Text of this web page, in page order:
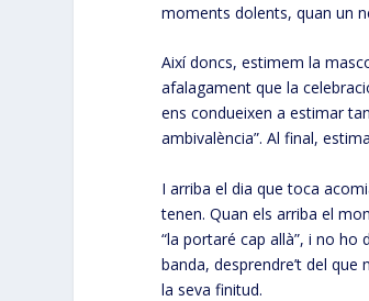
moments dolents, quan un
Així doncs, estimem la
afalagament que la
ens condueixen a estimar
ambivalència”. Al final,
I arriba el dia que toca
tenen. Quan els arriba el
“la portaré cap allà”, i no ho
banda, desprendre’t del
la seva finitud.